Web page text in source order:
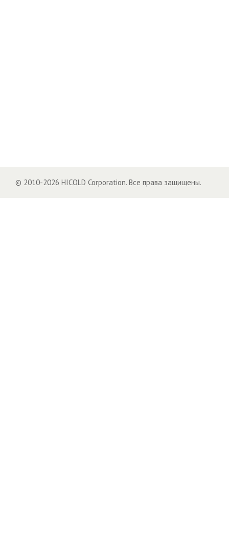
© 2010-2026 HICOLD Corporation. Все права защищены.